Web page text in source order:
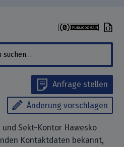
Anfrage stellen
Änderung vorschlagen
Sekt-Kontor Hawesko
Kontaktdaten bekannt,